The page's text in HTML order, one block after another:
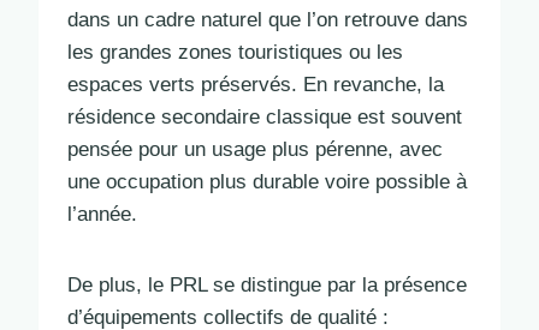
dans un cadre naturel que l’on retrouve dans
les grandes zones touristiques ou les
espaces verts préservés. En revanche, la
résidence secondaire classique est souvent
pensée pour un usage plus pérenne, avec
une occupation plus durable voire possible à
l’année.
De plus, le PRL se distingue par la présence
d’équipements collectifs de qualité :